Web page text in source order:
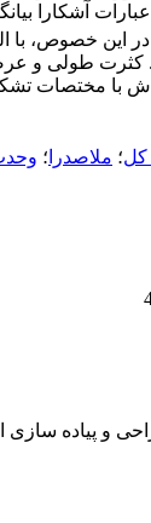
آشکارا
این خصوص، با
طولی و
با مختصات
کل؛ ملاصدرا ؛
و پیاده سازی